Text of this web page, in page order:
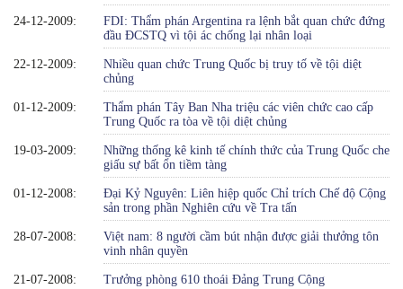
24-12-2009:
FDI: Thẩm phán Argentina ra lệnh bắt quan chức đứng
đầu ĐCSTQ vì tội ác chống lại nhân loại
22-12-2009:
Nhiều quan chức Trung Quốc bị truy tố về tội diệt
chủng
01-12-2009:
Thẩm phán Tây Ban Nha triệu các viên chức cao cấp
Trung Quốc ra tòa về tội diệt chủng
19-03-2009:
Những thống kê kinh tế chính thức của Trung Quốc che
giấu sự bất ổn tiềm tàng
01-12-2008:
Đại Kỷ Nguyên: Liên hiệp quốc Chỉ trích Chế độ Cộng
sản trong phần Nghiên cứu về Tra tấn
28-07-2008:
Việt nam: 8 người cầm bút nhận được giải thưởng tôn
vinh nhân quyền
21-07-2008: Trưởng phòng 610 thoái Đảng Trung Cộng